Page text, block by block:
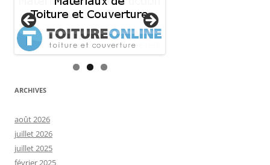
ARCHIVES
août 2026
juillet 2026
juillet 2025
février 2025